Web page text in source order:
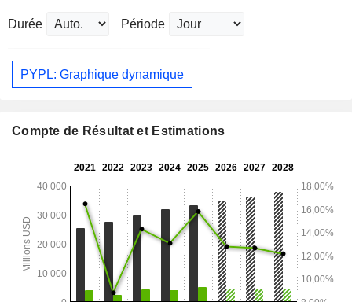
Durée Période
PYPL: Graphique dynamique
Compte de Résultat et Estimations